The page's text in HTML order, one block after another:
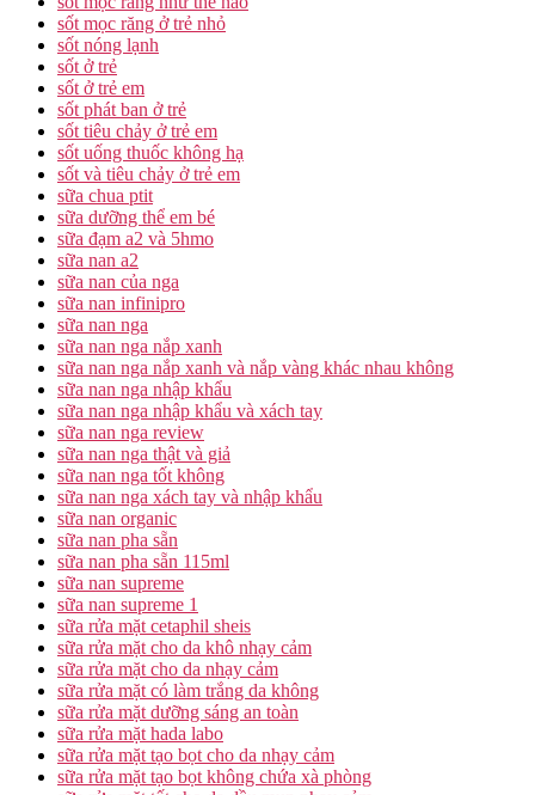
sốt mọc răng ở trẻ nhỏ
sốt nóng lạnh
sốt ở trẻ
sốt ở trẻ em
sốt phát ban ở trẻ
sốt tiêu chảy ở trẻ em
sốt uống thuốc không hạ
sốt và tiêu chảy ở trẻ em
sữa chua ptit
sữa dưỡng thể em bé
sữa đạm a2 và 5hmo
sữa nan a2
sữa nan của nga
sữa nan infinipro
sữa nan nga
sữa nan nga nắp xanh
sữa nan nga nắp xanh và nắp vàng khác nhau không
sữa nan nga nhập khẩu
sữa nan nga nhập khẩu và xách tay
sữa nan nga review
sữa nan nga thật và giả
sữa nan nga tốt không
sữa nan nga xách tay và nhập khẩu
sữa nan organic
sữa nan pha sẵn
sữa nan pha sẵn 115ml
sữa nan supreme
sữa nan supreme 1
sữa rửa mặt cetaphil sheis
sữa rửa mặt cho da khô nhạy cảm
sữa rửa mặt cho da nhạy cảm
sữa rửa mặt có làm trắng da không
sữa rửa mặt dưỡng sáng an toàn
sữa rửa mặt hada labo
sữa rửa mặt tạo bọt cho da nhạy cảm
sữa rửa mặt tạo bọt không chứa xà phòng